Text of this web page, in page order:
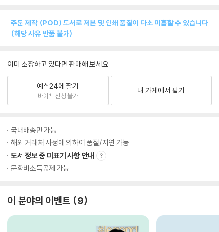
주문 제작 (POD) 도서로 제본 및 인쇄 품질이 다소 미흡할 수 있습니다
(해당 사유 반품 불가)
이미 소장하고 있다면 판매해 보세요.
예스24에 팔기
바이백 신청 불가
내 가게에서 팔기
국내배송만 가능
해외 거래처 사정에 의하여 품절/지연 가능
도서 정보 중 미표기 사항 안내
문화비소득공제 가능
이 분야의 이벤트 9